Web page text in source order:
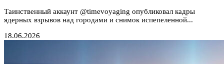
Таинственный аккаунт @timevoyaging опубликовал кадры
ядерных взрывов над городами и снимок испепеленной...
18.06.2026